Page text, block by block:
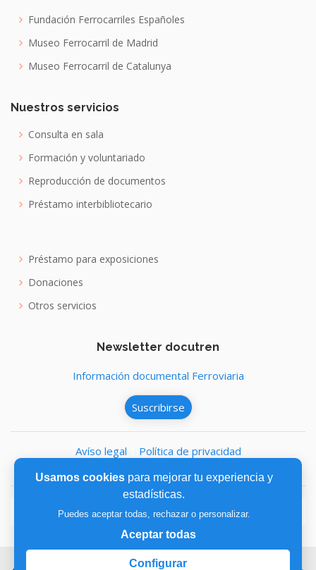
Usamos cookiespara mejorar tu experiencia y
estadísticas.
Puedes aceptar todas, rechazar o personalizar.
Aceptar todas
Configurar
Fundación Ferrocarriles Españoles
Museo Ferrocarril de Madrid
Museo Ferrocarril de Catalunya
Nuestros servicios
Consulta en sala
Formación y voluntariado
Reproducción de documentos
Préstamo interbibliotecario
Préstamo para exposiciones
Donaciones
Otros servicios
Newsletter docutren
Información documental Ferroviaria
Suscribirse
Avíso legal
Política de privacidad